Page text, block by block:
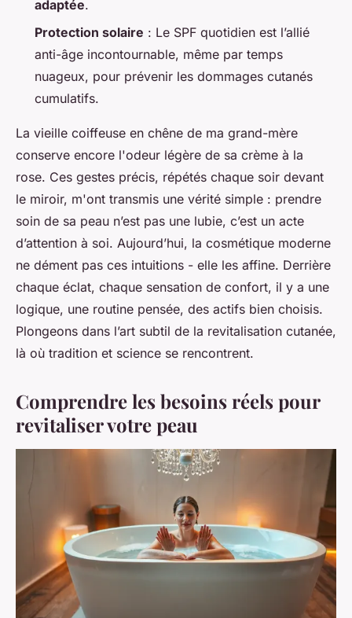
adaptée.
Protection solaire : Le SPF quotidien est l’allié
anti-âge incontournable, même par temps
nuageux, pour prévenir les dommages cutanés
cumulatifs.
La vieille coiffeuse en chêne de ma grand-mère
conserve encore l'odeur légère de sa crème à la
rose. Ces gestes précis, répétés chaque soir devant
le miroir, m'ont transmis une vérité simple : prendre
soin de sa peau n’est pas une lubie, c’est un acte
d’attention à soi. Aujourd’hui, la cosmétique moderne
ne dément pas ces intuitions - elle les affine. Derrière
chaque éclat, chaque sensation de confort, il y a une
logique, une routine pensée, des actifs bien choisis.
Plongeons dans l’art subtil de la revitalisation cutanée,
là où tradition et science se rencontrent.
Comprendre les besoins réels pour
revitaliser votre peau